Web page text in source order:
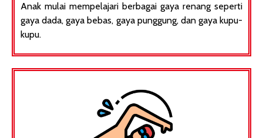
Anak mulai mempelajari berbagai gaya renang seperti
gaya dada, gaya bebas, gaya punggung, dan gaya kupu-
kupu.